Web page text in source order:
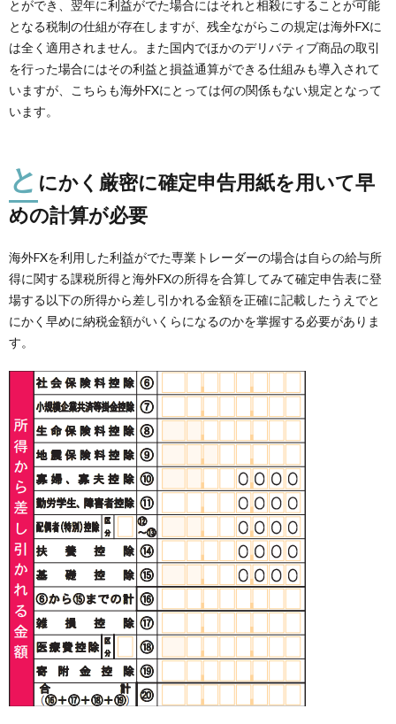
とができ、翌年に利益がでた場合にはそれと相殺にすることが可能
となる税制の仕組が存在しますが、残全ながらこの規定は海外FXに
は全く適用されません。また国内でほかのデリバティブ商品の取引
を行った場合にはその利益と損益通算ができる仕組みも導入されて
いますが、こちらも海外FXにとっては何の関係もない規定となって
います。
と にかく厳密に確定申告用紙を用いて早
めの計算が必要
海外FXを利用した利益がでた専業トレーダーの場合は自らの給与所
得に関する課税所得と海外FXの所得を合算してみて確定申告表に登
場する以下の所得から差し引かれる金額を正確に記載したうえでと
にかく早めに納税金額がいくらになるのかを掌握する必要がありま
す。